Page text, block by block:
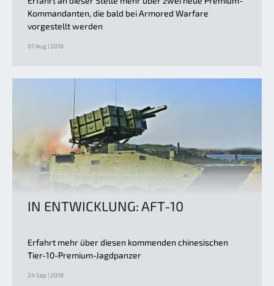
Kommandanten, die bald bei Armored Warfare
vorgestellt werden
07 Aug | 2018
IN ENTWICKLUNG: AFT-10
Erfahrt mehr über diesen kommenden chinesischen
Tier-10-Premium-Jagdpanzer
24 Sep | 2018